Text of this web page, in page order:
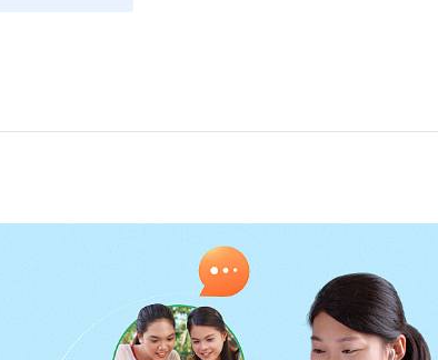
發表的真理，得着真理作生命了，才能達到脱
真神。供奉假神就是褻瀆神、抵擋神，就等于
觸犯將遭到刑罰：我面向全宇説話之際，所有的
，就是説，以人的作為與我相對的，在我的刑罰
换，不再是往日的天，地上的萬物重新更换，因
使在地的國永遠消失，而是敬拜我的國，凡屬在